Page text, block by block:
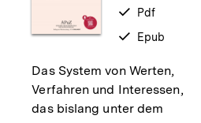
verfügbar
Pdf
verfügbar
Epub
Das System von Werten,
Verfahren und Interessen,
das bislang unter dem